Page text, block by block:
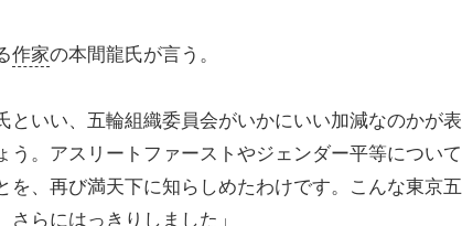
作家の本間龍氏が言う。
といい、五輪組織委員会がいかにいい加減なのかが表
う。アスリートファーストやジェンダー平等について
を、再び満天下に知らしめたわけです。こんな東京五
らにはっきりしました」